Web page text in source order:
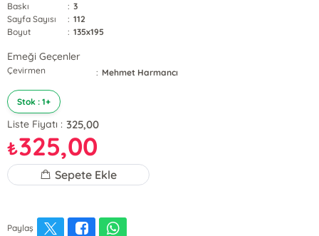
Baskı
: 3
Sayfa Sayısı
: 112
Boyut
: 135x195
Emeği Geçenler
Çevirmen : Mehmet Harmancı
Stok : 1+
Liste Fiyatı : 325,00
₺325,00
Sepete Ekle
Paylaş